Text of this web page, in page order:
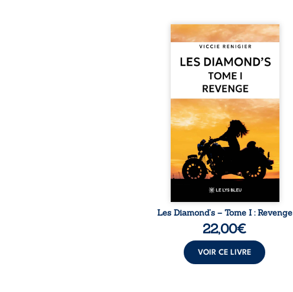
Revenge est à la tête des
Diamond’s, un clan de motards
aussi réputé et respecté que
redouté dans tout le pays. Rien
ne la prédestinait à cette vie,
mais les épreuves ont forgé
une femme dure, inaccessible
et résolue à ne jamais dévoiler
ses faiblesses, jusqu’à ce que
le mystérieux Juan croise sa
route. Chef d’une famille de
Nomads, Juan porte lui aussi le
poids ...
Les Diamond’s – Tome I : Revenge
22,00€
VOIR CE LIVRE